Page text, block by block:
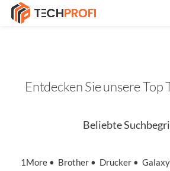
Entdecken Sie unsere Top
Beliebte
1More • Brother • Drucker • Galaxy